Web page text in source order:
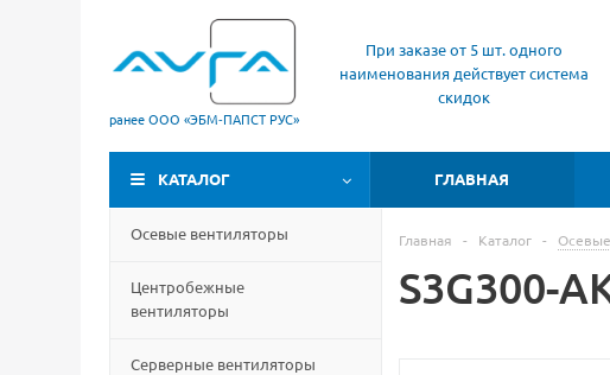
ранее ООО «ЭБМ‑ПАПСТ РУС»
При заказе от 5 шт. одного
наименования действует система
скидок
КАТАЛОГ ГЛАВНАЯ
Осевые вентиляторы
Центробежные
вентиляторы
Серверные вентиляторы
Главная - Каталог -
S3G300-